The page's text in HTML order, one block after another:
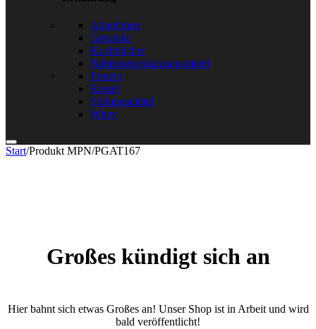
Abnehmen
Getränke
Kochbücher
Nahrungsergänzungsmittel
Protein
Riegel
Süßungsmittel
Whey
Start/Produkt MPN/PGAT167
Großes kündigt sich an
Hier bahnt sich etwas Großes an! Unser Shop ist in Arbeit und wird
bald veröffentlicht!